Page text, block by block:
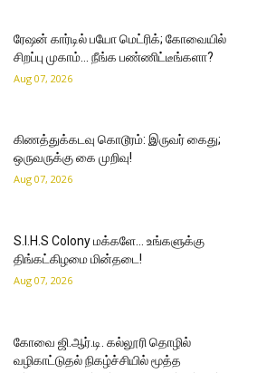
ரேஷன் கார்டில் பயோ மெட்ரிக்; கோவையில்
சிறப்பு முகாம்… நீங்க பண்ணிட்டீங்களா?
Aug 07, 2026
கிணத்துக்கடவு கொடூரம்: இருவர் கைது;
ஒருவருக்கு கை முறிவு!
Aug 07, 2026
S.I.H.S Colony மக்களே… உங்களுக்கு
திங்கட்கிழமை மின்தடை!
Aug 07, 2026
கோவை ஜி.ஆர்.டி. கல்லூரி தொழில்
வழிகாட்டுதல் நிகழ்ச்சியில் மூத்த